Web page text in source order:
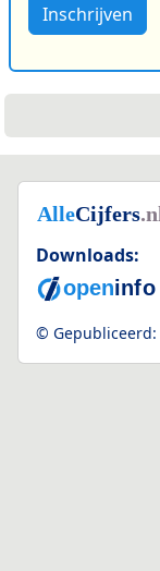
Inschrijven
Downloads:
© Gepubliceerd: